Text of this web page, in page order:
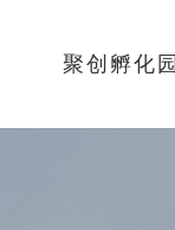
聚创孵化园